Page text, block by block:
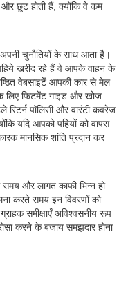
छूट होती हैं, क्योंकि वे कम
चुनौतियों के साथ आता है।
खरीद रहे हैं वे आपके वाहन के
वेबसाइटें आपकी कार से मेल
लिए फिटमेंट गाइड और खोज
रिटर्न पॉलिसी और वारंटी कवरेज
यदि आपको पहियों को वापस
मानसिक शांति प्रदान कर
और लागत काफी भिन्न हो
करते समय इन विवरणों को
समीक्षाएँ अविश्वसनीय रूप
करने के बजाय समझदार होना